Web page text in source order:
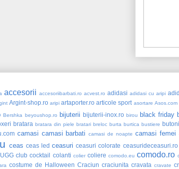
accesorii accesoriibarbati.ro acvest.ro adidasi adidasi cu aripi
Argint-shop.ro aripi artaporter.ro articole sport asortare Asos.com
Bershka beyoushop.ro bijuterii bijuterii-inox.ro birou black friday
bratara bratara din piele bratari breloc burta burtica bustiere butoni
camasi camasi barbati camasi de noapte camasi femei
ceas ceas led ceasuri ceasuri colorate ceasurideceasuri.ro
club cocktail colanti colier coliere comodo.eu comodo.ro
costume de Halloween Craciun craciunita cravata cravate